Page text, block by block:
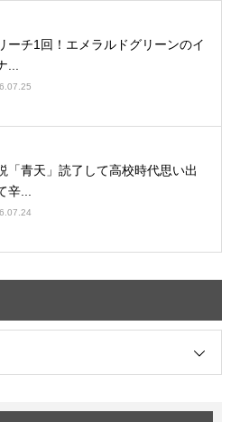
ーチ1回！エメラルドグリーンのイ
...
「青天」読了して高校時代思い出
辛...